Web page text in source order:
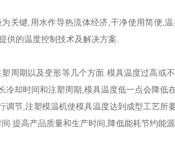
关键,用水作导热流体经济,干净使用简便,
供的温度控制技术及解决方案.
周期以及变形等几个方面.模具温度过高或
冷却时间和注塑周期,模具温度低一点会降
节,注塑模温机使模具温度达到成型工艺
.提高产品质量和生产时间,降低能耗节约能